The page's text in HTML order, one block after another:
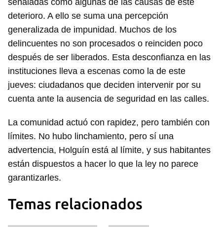
iniciar sesión con tu cuenta de 14ymedio.
INICIAR SESIÓN CANCELAR
señaladas como algunas de las causas de este
deterioro. A ello se suma una percepción
generalizada de impunidad. Muchos de los
delincuentes no son procesados o reinciden poco
después de ser liberados. Esta desconfianza en las
instituciones lleva a escenas como la de este
jueves: ciudadanos que deciden intervenir por su
cuenta ante la ausencia de seguridad en las calles.
La comunidad actuó con rapidez, pero también con
límites. No hubo linchamiento, pero sí una
advertencia, Holguín está al límite, y sus habitantes
están dispuestos a hacer lo que la ley no parece
garantizarles.
Temas relacionados